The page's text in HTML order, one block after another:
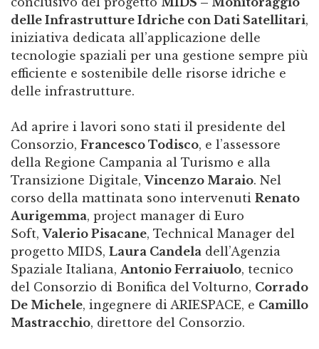
delle Infrastrutture Idriche con Dati Satellitari,
iniziativa dedicata all’applicazione delle
tecnologie spaziali per una gestione sempre più
efficiente e sostenibile delle risorse idriche e
delle infrastrutture.
Ad aprire i lavori sono stati il presidente del
Consorzio, Francesco Todisco, e l’assessore
della Regione Campania al Turismo e alla
Transizione Digitale,Vincenzo Maraio. Nel
corso della mattinata sono intervenuti Renato
Aurigemma, project manager di Euro
Soft,Valerio Pisacane, Technical Manager del
progetto MIDS, Laura Candela dell’Agenzia
Spaziale Italiana, Antonio Ferraiuolo, tecnico
del Consorzio di Bonifica del Volturno, Corrado
De Michele, ingegnere di ARIESPACE, e Camillo
Mastracchio, direttore del Consorzio.